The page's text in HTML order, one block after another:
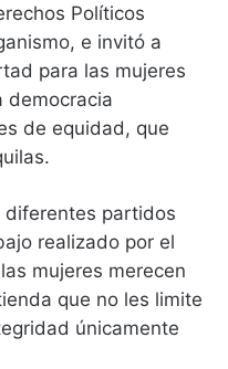
Políticos
e invitó a
para las mujeres
democracia
de equidad, que
diferentes partidos
realizado por el
mujeres merecen
que no les limite
únicamente